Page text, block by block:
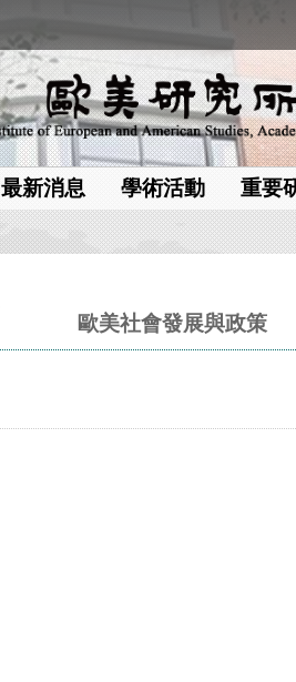
最新消息 學術活動 重要
歐美社會發展與政策